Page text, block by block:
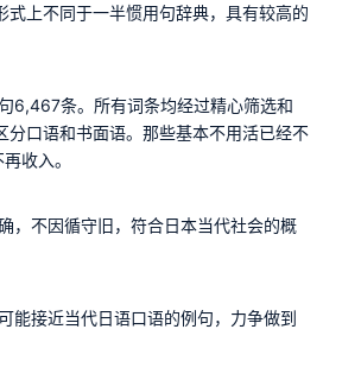
式上不同于一半惯用句辞典，具有较高的
6,467条。所有词条均经过精心筛选和
分口语和书面语。那些基本不用活已经不
收入。
，不因循守旧，符合日本当代社会的概
能接近当代日语口语的例句，力争做到